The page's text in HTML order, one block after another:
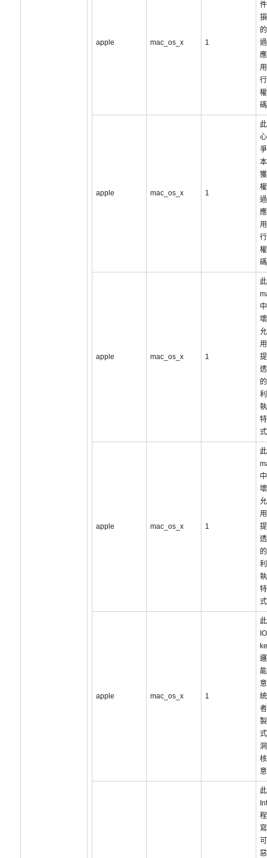
apple mac_os_x 1
apple mac_os_x 1
apple mac_os_x 1
apple mac_os_x 1
apple mac_os_x 1